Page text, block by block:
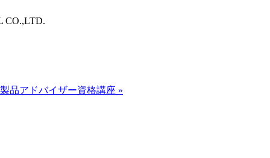
CO.,LTD.
品アドバイザー資格講座 »